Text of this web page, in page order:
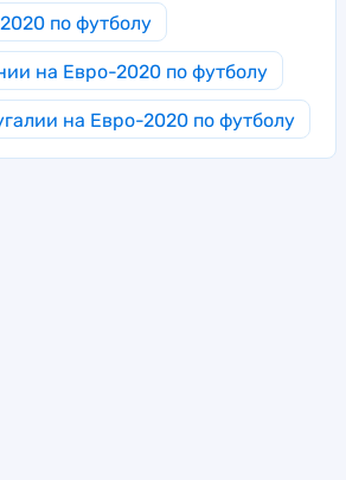
по футболу
на Евро-2020 по футболу
на Евро-2020 по футболу